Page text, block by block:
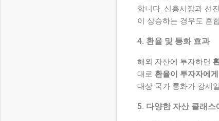
합니다. 신흥시장과 선
이 상승하는 경우도 흔
4. 환율 및 통화 효과
해외 자산에 투자하면
대로 환율이 투자자에
대상 국가 통화가 강세
5. 다양한 자산 클래스